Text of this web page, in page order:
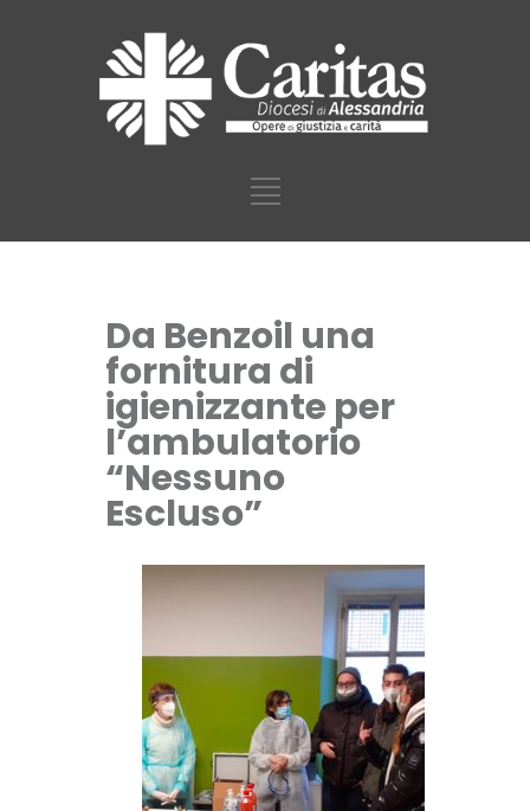
Da Benzoil una
fornitura di
igienizzante per
l’ambulatorio
“Nessuno
Escluso”